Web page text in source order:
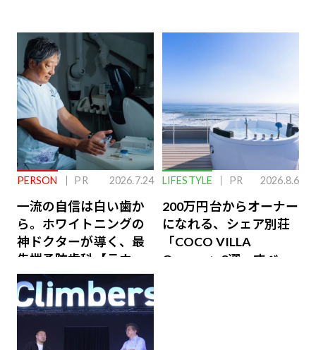
PERSON PR 2026.7.24
一流の自信は白い歯か
ら。ホワイトニングの
神ドクターが導く、最
先端予防歯科【ラウン
ジ会員特典あり】
LIFESTYLE PR 2026.8.6
200万円台からオーナー
になれる、シェア別荘
「COCO VILLA
Owners」3選。すべて